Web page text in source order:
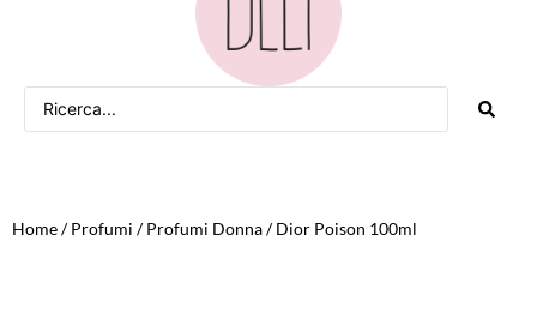
Home/Profumi /Profumi Donna/ Dior Poison 100ml